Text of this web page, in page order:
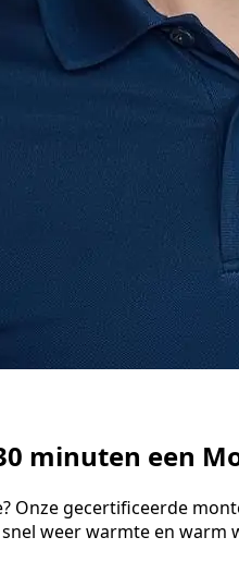
minuten een
Onze gecertificeerde
weer warmte en